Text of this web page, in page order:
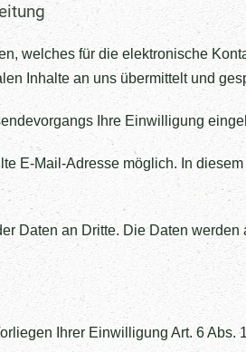
welches für die elektronische
Inhalte an uns übermittelt und
Ihre Einwilligung
E-Mail-Adresse möglich. In
Daten an Dritte. Die Daten
Ihrer Einwilligung Art. 6 Abs.